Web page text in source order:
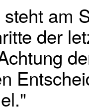
steht am
der